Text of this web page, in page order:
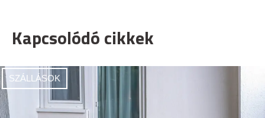
Kapcsolódó cikkek
SZÁLLÁSOK